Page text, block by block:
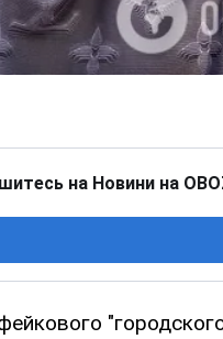
на Новини на